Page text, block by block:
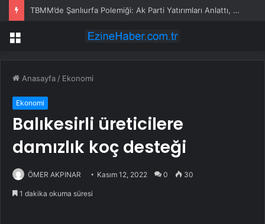
TBMM’de Şanlıurfa Polemiği: Ak Parti Yatırımları Anlattı, CHP Elektrik Kesintilerini Gündeme Taşıdı
Menü
Anasayfa / Ekonomi
Ekonomi
Balıkesirli üreticilere
damızlık koç desteği
ÖMER AKPINAR Kasım 12, 2022 0 30
1 dakika okuma süresi